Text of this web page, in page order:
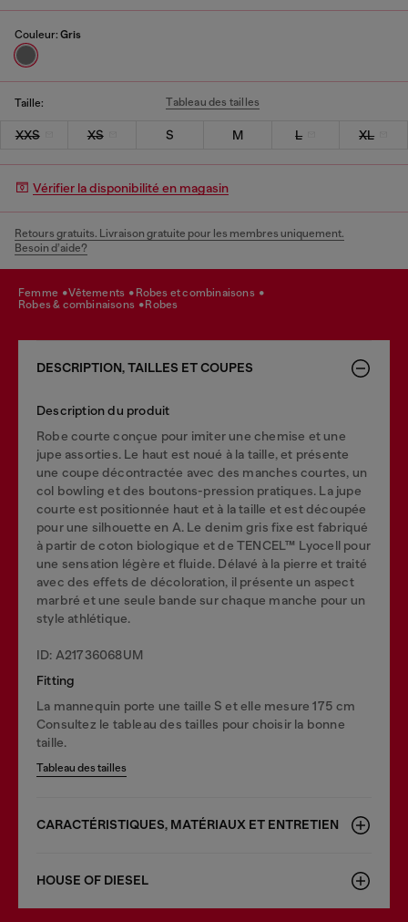
Couleur: Gris
Taille: Tableau des tailles
XXS XS S M L XL
Vérifier la disponibilité en magasin
Retours gratuits. Livraison gratuite pour les membres uniquement.
Besoin d’aide?
femme vêtements
robes et combinaisons
robes & combinaisons
robes
DESCRIPTION, TAILLES ET COUPES
Description du produit
Robe courte conçue pour imiter une chemise et une
jupe assorties. Le haut est noué à la taille, et présente
une coupe décontractée avec des manches courtes, un
col bowling et des boutons-pression pratiques. La jupe
courte est positionnée haut et à la taille et est découpée
pour une silhouette en A. Le denim gris fixe est fabriqué
à partir de coton biologique et de TENCEL™ Lyocell pour
une sensation légère et fluide. Délavé à la pierre et traité
avec des effets de décoloration, il présente un aspect
marbré et une seule bande sur chaque manche pour un
style athlétique.
ID: A21736068UM
Fitting
La mannequin porte une taille S et elle mesure 175 cm
Consultez le tableau des tailles pour choisir la bonne
taille.
Tableau des tailles
CARACTÉRISTIQUES, MATÉRIAUX ET ENTRETIEN
HOUSE OF DIESEL